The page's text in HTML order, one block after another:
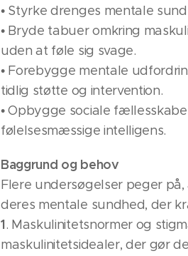
• Styrke drenges mentale
• Bryde tabuer omkring
uden at føle sig svage.
• Forebygge mentale
tidlig støtte og intervention.
• Opbygge sociale
følelsesmæssige intelligens.
Baggrund og behov
Flere undersøgelser peger
deres mentale sundhed, der
1. Maskulinitetsnormer og
maskulinitetsidealer, der gør